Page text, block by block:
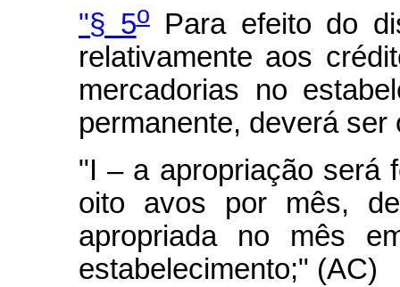
"§ 5oPara efeito do
relativamente aos
mercadorias no
permanente, deverá
"I – a apropriação será
oito avos por mês,
apropriada no mês
estabelecimento;" (AC)